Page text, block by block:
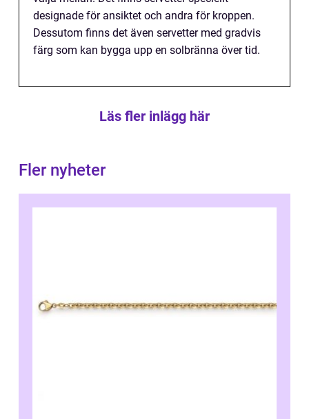
designade för ansiktet och andra för kroppen.
Dessutom finns det även servetter med gradvis
färg som kan bygga upp en solbränna över tid.
Läs fler inlägg här
Fler nyheter